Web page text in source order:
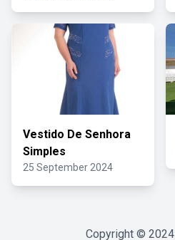
Vestido De Senhora
Simples
25 September 2024
Copyright © 2024